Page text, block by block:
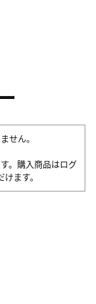
せん。
。購入商品はログ
ます。